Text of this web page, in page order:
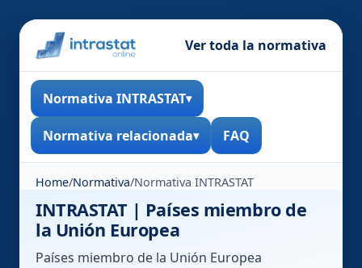
Ver toda la normativa
Normativa INTRASTAT
Normativa relacionada FAQ
Home/Normativa/Normativa INTRASTAT
INTRASTAT | Países miembro de
la Unión Europea
Países miembro de la Unión Europea